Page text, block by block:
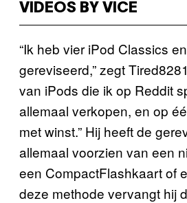
VIDEOS BY VICE
“Ik heb vier iPod Classics
gereviseerd,” zegt
van iPods die ik op Reddit
allemaal verkopen, en op
met winst.” Hij heeft de
allemaal voorzien van een
een CompactFlashkaart of
deze methode vervangt hij